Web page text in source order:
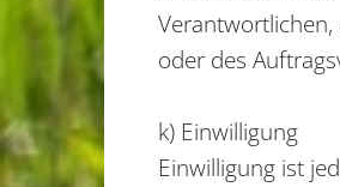
oder des
k) Einwilligung
Einwilligung ist